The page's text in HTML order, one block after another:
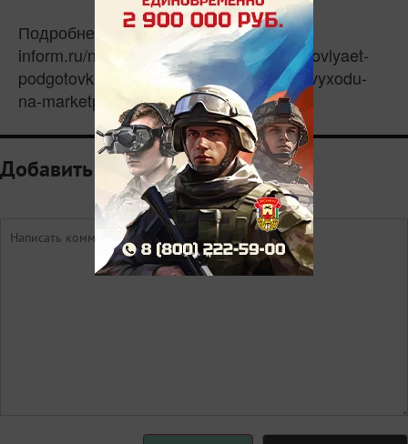
Подробнее: https://www.tatar-
inform.ru/news/marketpleislegko-vozobnovlyaet-
podgotovku-samozanyatyx-tatarstana-k-vyxodu-
na-marketpleisy-5860354
Добавить комментарий